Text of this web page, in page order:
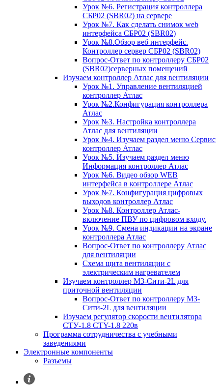
Урок №6. Регистрация контроллера
СБР02 (SBR02) на сервере
Урок №7. Как сделать снимок web
интерфейса СБР02 (SBR02)
Урок №8.Обзор веб интерфейс.
Контроллер сервер СБР02 (SBR02)
Вопрос-Ответ по контроллеру СБР02
(SBR02)серверных помещений
Изучаем контроллер Атлас для вентиляции
Урок №1. Управление вентиляцией
контроллер Атлас
Урок №2.Конфигурация контроллера
Атлас
Урок №3. Настройка контроллера
Атлас для вентиляции
Урок №4. Изучаем раздел меню Сервис
контроллер Атлас
Урок №5. Изучаем раздел меню
Информация контроллер Атлас
Урок №6. Видео обзор WEB
интерфейса в контроллере Атлас
Урок №7. Конфигурация цифровых
выходов контроллер Атлас
Урок №8. Контроллер Атлас-
включение ПВУ по цифровом входу.
Урок №9. Смена индикации на экране
контроллера Атлас
Вопрос-Ответ по контроллеру Атлас
для вентиляции
Схема щита вентиляции с
электрическим нагревателем
Изучаем контроллер М3-Сити-2L для
приточной вентиляции
Вопрос-Ответ по контроллеру М3-
Сити-2L для вентиляции
Изучаем регулятор скорости вентилятора
СТУ-1.8 CTY-1.8 220в
Программа сотрудничества с учебными
заведениями
Электронные компоненты
Разъемы